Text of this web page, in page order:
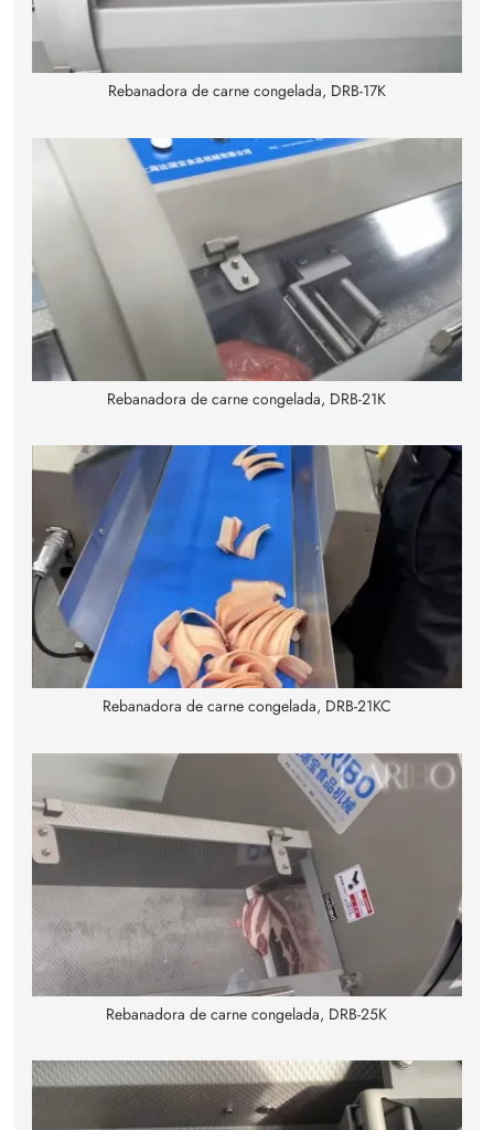
Rebanadora de carne congelada, DRB-17K
Rebanadora de carne congelada, DRB-21K
Rebanadora de carne congelada, DRB-21KC
Rebanadora de carne congelada, DRB-25K